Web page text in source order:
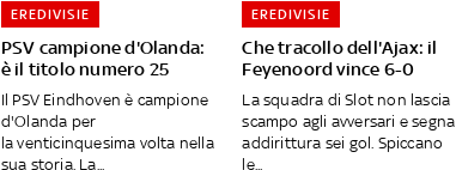
PSV campione d'Olanda:
è il titolo numero 25
EREDIVISIE
Il PSV Eindhoven è campione
d'Olanda per
la venticinquesima volta nella
sua storia. La...
Che tracollo dell'Ajax: il
Feyenoord vince 6-0
EREDIVISIE
La squadra di Slot non lascia
scampo agli avversari e segna
addirittura sei gol. Spiccano
le...